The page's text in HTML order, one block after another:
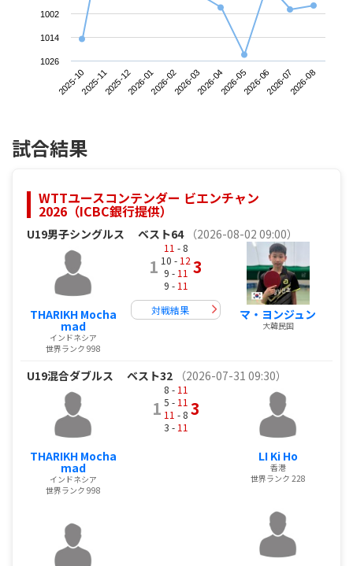
2025-102025-112025-122026-012026-022026-032026-042026-052026-062026-072026-08
1002
1014
1026
試合結果
WTTユースコンテンダー ビエンチャン
2026（ICBC銀行提供）
U19男子シングルス ベスト64 （2026-08-02 09:00）
THARIKH Mocha
mad
インドネシア
世界ランク 998
1
11 - 8
10 - 12
9 - 11
9 - 11
3
対戦結果 マ・ヨンジュン
大韓民国
U19混合ダブルス ベスト32 （2026-07-31 09:30）
THARIKH Mocha
mad
インドネシア
世界ランク 998
1
8 - 11
5 - 11
11 - 8
3 - 11
3
LI Ki Ho
香港
世界ランク 228